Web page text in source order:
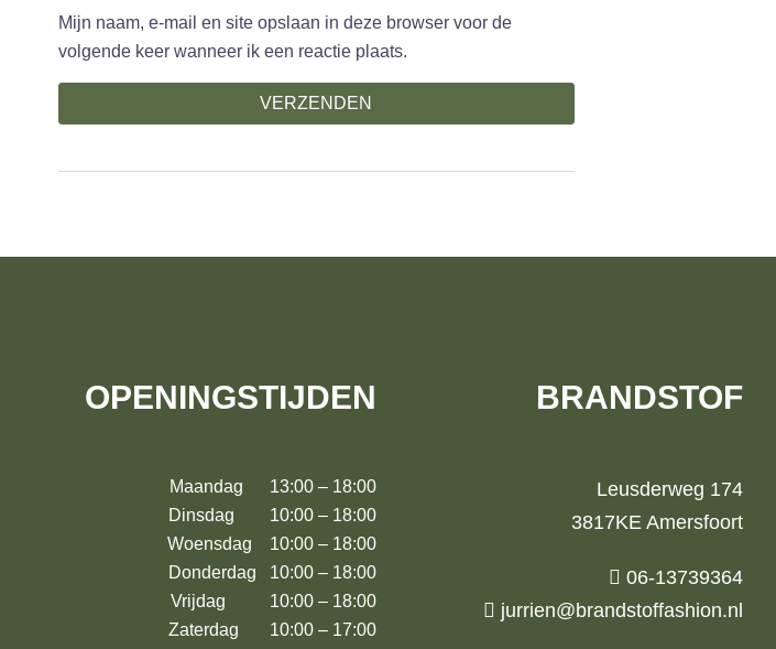
Mijn naam, e-mail en site opslaan in deze browser voor de
volgende keer wanneer ik een reactie plaats.
OPENINGSTIJDEN
Maandag 13:00 – 18:00
Dinsdag 10:00 – 18:00
Woensdag 10:00 – 18:00
Donderdag 10:00 – 18:00
Vrijdag 10:00 – 18:00
Zaterdag 10:00 – 17:00
BRANDSTOF
Leusderweg 174
3817KE Amersfoort
06-13739364
jurrien@brandstoffashion.nl